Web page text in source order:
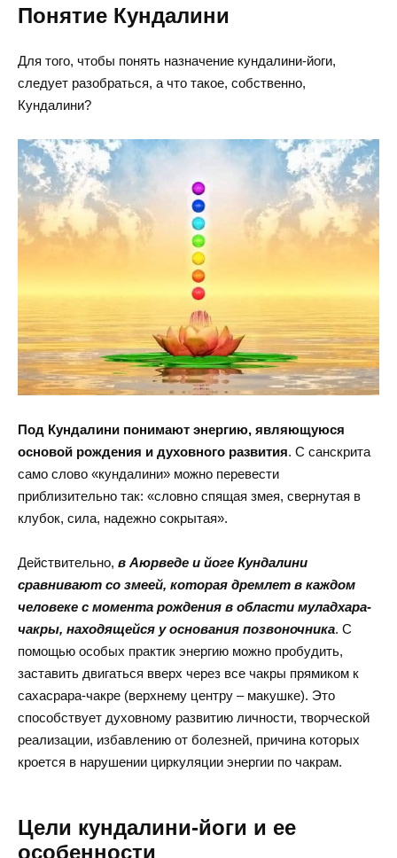
Понятие Кундалини
Для того, чтобы понять назначение кундалини-йоги,
следует разобраться, а что такое, собственно,
Кундалини?
Под Кундалини понимают энергию, являющуюся
основой рождения и духовного развития. С санскрита
само слово «кундалини» можно перевести
приблизительно так: «словно спящая змея, свернутая в
клубок, сила, надежно сокрытая».
Действительно, в Аюрведе и йоге Кундалини
сравнивают со змеей, которая дремлет в каждом
человеке с момента рождения в области муладхара-
чакры, находящейся у основания позвоночника. С
помощью особых практик энергию можно пробудить,
заставить двигаться вверх через все чакры прямиком к
сахасрара-чакре (верхнему центру – макушке). Это
способствует духовному развитию личности, творческой
реализации, избавлению от болезней, причина которых
кроется в нарушении циркуляции энергии по чакрам.
Цели кундалини-йоги и ее
особенности